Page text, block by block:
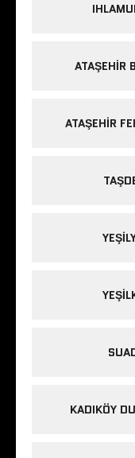
ATAŞEHIR
ATAŞEHIR
KADIKÖY